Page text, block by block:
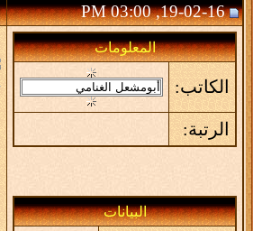
19-02-16, 03:00 PM
المعلومات
الكاتب:
الرتبة:
البيانات